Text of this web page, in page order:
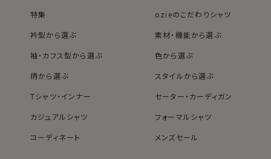
一番上のボタンを２つ縦につけることにより衿が高く、や
や大きめな衿型となっています。
●別生地使い
ーニボタンダウンの衿台・カフス内側・前立て部分に表生
アンタイド（ノーネクタイ）の際に衿や前立て部分から、ま
た腕まくりをした時にカフス裏から表の生地と異なる生
特集
ozieのこだわりシャツ
衿型から選ぶ
素材・機能から選ぶ
袖・カフス型から選ぶ
色から選ぶ
柄から選ぶ
スタイルから選ぶ
Tシャツ・インナー
セーター・カーディガン
カジュアルシャツ
フォーマルシャツ
コーディネート
メンズセール